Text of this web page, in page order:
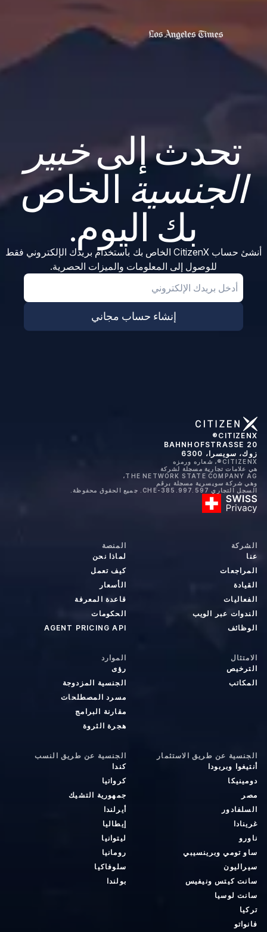
تحدث إلىخبير
الجنسية الخاص
بك اليوم.
أنشئ حساب CitizenX الخاص بك باستخدام بريدك الإلكتروني فقط
للوصول إلى المعلومات والميزات الحصرية.
Email
إنشاء حساب مجاني
CITIZENX®
BAHNHOFSTRASSE 20
زوك، سويسرا، 6300
CITIZENX®، شعاره ورمزه
هي علامات تجارية مسجلة لشركة
THE NETWORK STATE COMPANY AG،
وهي شركة سويسرية مسجلة برقم
السجل التجاري CHE-385.997.597. جميع الحقوق محفوظة.
الشركة
عنا
المراجعات
القيادة
الفعاليات
الندوات عبر الويب
الوظائف
المنصة
لماذا نحن
كيف تعمل
الأسعار
قاعدة المعرفة
الحكومات
AGENT PRICING API
الامتثال
الترخيص
المكاتب
الموارد
رؤى
الجنسية المزدوجة
مسرد المصطلحات
مقارنة البرامج
هجرة الثروة
الجنسية عن طريق الاستثمار
أنتيغوا وبربودا
دومينيكا
مصر
السلفادور
غرينادا
ناورو
ساو تومي وبرينسيبي
سيراليون
سانت كيتس ونيفيس
سانت لوسيا
تركيا
فانواتو
الجنسية عن طريق النسب
كندا
كرواتيا
جمهورية التشيك
أيرلندا
إيطاليا
ليتوانيا
رومانيا
سلوفاكيا
بولندا